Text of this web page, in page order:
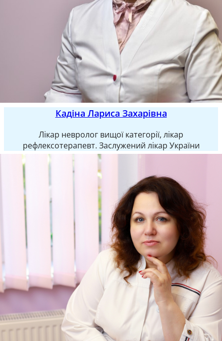
Кадіна Лариса Захарівна
Лікар невролог вищої категорії, лікар
рефлексотерапевт. Заслужений лікар України